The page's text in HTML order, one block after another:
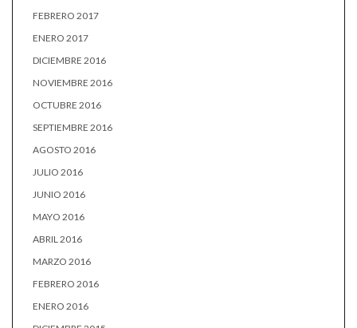
FEBRERO 2017
ENERO 2017
DICIEMBRE 2016
NOVIEMBRE 2016
OCTUBRE 2016
SEPTIEMBRE 2016
AGOSTO 2016
JULIO 2016
JUNIO 2016
MAYO 2016
ABRIL 2016
MARZO 2016
FEBRERO 2016
ENERO 2016